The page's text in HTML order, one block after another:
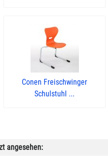
Conen Freischwinger
Schulstuhl ...
angesehen: